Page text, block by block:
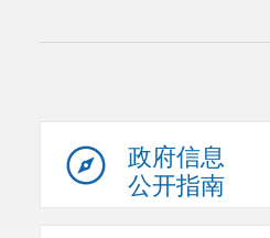
政府信息
公开指南